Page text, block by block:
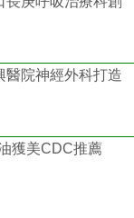
醫院神經外科打造
獲美CDC推薦